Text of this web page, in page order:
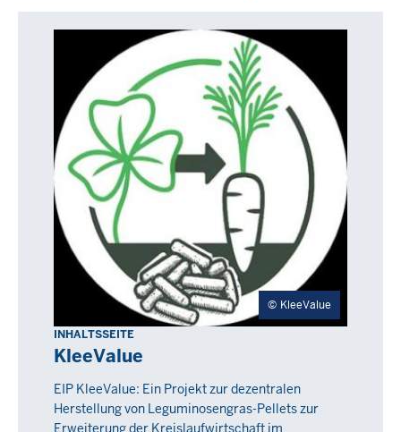
KleeValue
INHALTSSEITE
KleeValue
EIP KleeValue: Ein Projekt zur dezentralen
Herstellung von Leguminosengras-Pellets zur
Erweiterung der Kreislaufwirtschaft im